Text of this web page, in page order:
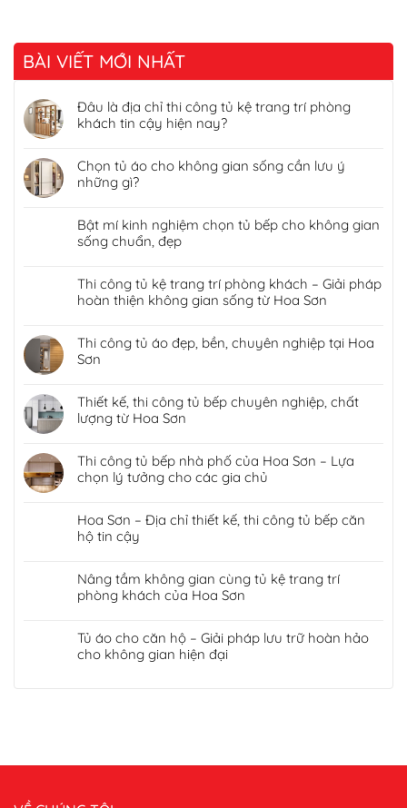
BÀI VIẾT MỚI NHẤT
Đâu là địa chỉ thi công tủ kệ trang trí phòng
khách tin cậy hiện nay?
Chọn tủ áo cho không gian sống cần lưu ý
những gì?
Bật mí kinh nghiệm chọn tủ bếp cho không gian
sống chuẩn, đẹp
Thi công tủ kệ trang trí phòng khách – Giải pháp
hoàn thiện không gian sống từ Hoa Sơn
Thi công tủ áo đẹp, bền, chuyên nghiệp tại Hoa
Sơn
Thiết kế, thi công tủ bếp chuyên nghiệp, chất
lượng từ Hoa Sơn
Thi công tủ bếp nhà phố của Hoa Sơn – Lựa
chọn lý tưởng cho các gia chủ
Hoa Sơn – Địa chỉ thiết kế, thi công tủ bếp căn
hộ tin cậy
Nâng tầm không gian cùng tủ kệ trang trí
phòng khách của Hoa Sơn
Tủ áo cho căn hộ – Giải pháp lưu trữ hoàn hảo
cho không gian hiện đại